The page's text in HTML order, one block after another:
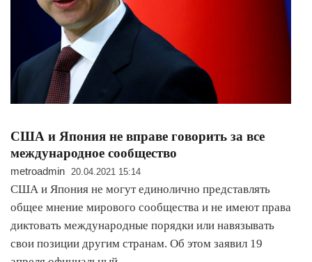
США и Япония не вправе говорить за все
международное сообщество
metroadmin 20.04.2021 15:14
США и Япония не могут единолично представлять
общее мнение мирового сообщества и не имеют права
диктовать международные порядки или навязывать
свои позиции другим странам. Об этом заявил 19